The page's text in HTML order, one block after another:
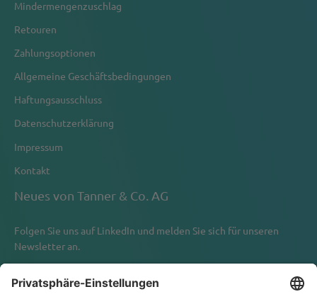
Mindermengenzuschlag
Retouren
Zahlungsoptionen
Allgemeine Geschäftsbedingungen
Haftungsausschluss
Datenschutzerklärung
Impressum
Kontakt
Neues von Tanner & Co. AG
Folgen Sie uns aufLinkedIn und melden Sie sich für unseren
Newsletter an.
Newsletter